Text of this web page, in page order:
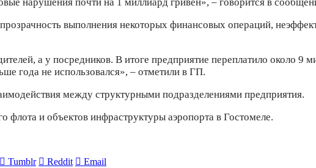
нарушения почти на 1 миллиард гривен», – говорится в
выполнения некоторых финансовых операций,
а у посредников. В итоге предприятие переплатило около 9
года не использовался», – отметили в ГП.
между структурными подразделениями предприятия.
флота и объектов инфраструктуры аэропорта в Гостомеле.
Tumblr Reddit Email